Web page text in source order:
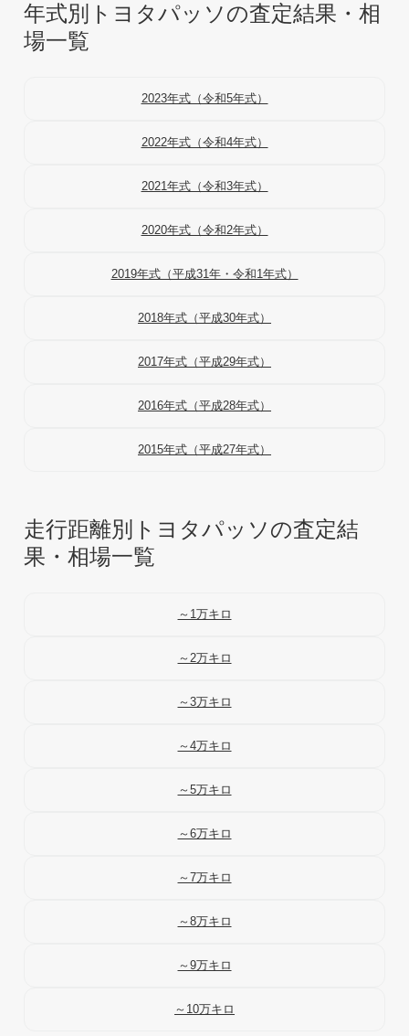
年式別トヨタパッソの査定結果・相
場一覧
2023年式（令和5年式）
2022年式（令和4年式）
2021年式（令和3年式）
2020年式（令和2年式）
2019年式（平成31年・令和1年式）
2018年式（平成30年式）
2017年式（平成29年式）
2016年式（平成28年式）
2015年式（平成27年式）
走行距離別トヨタパッソの査定結
果・相場一覧
～1万キロ
～2万キロ
～3万キロ
～4万キロ
～5万キロ
～6万キロ
～7万キロ
～8万キロ
～9万キロ
～10万キロ